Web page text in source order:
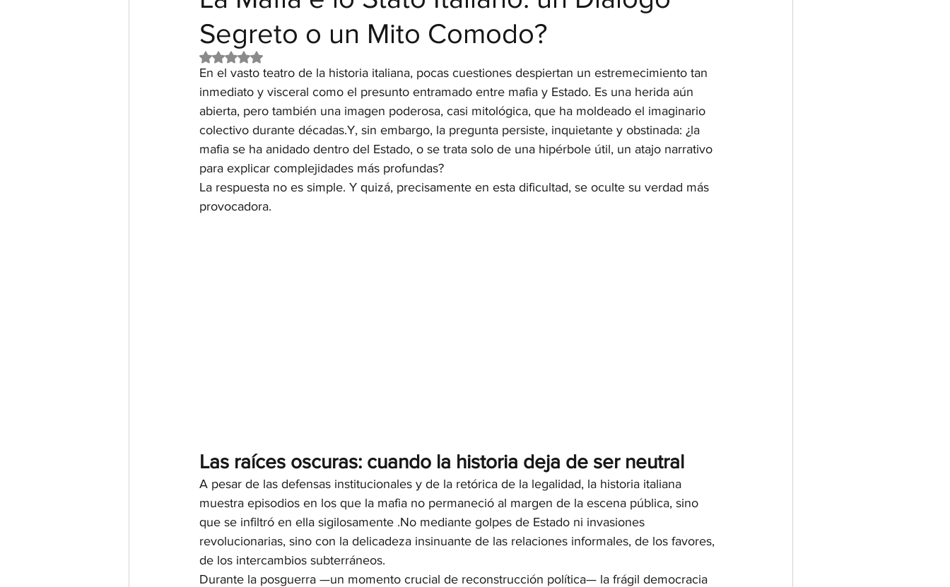
Segreto o un Mito Comodo?
Obtuvo NaN de 5 estrellas.
En el vasto teatro de la historia italiana, pocas cuestiones despiertan un estremecimiento tan
inmediato y visceral como el presunto entramado entre mafia y Estado. Es una herida aún
abierta, pero también una imagen poderosa, casi mitológica, que ha moldeado el imaginario
colectivo durante décadas.Y, sin embargo, la pregunta persiste, inquietante y obstinada: ¿la
mafia se ha anidado dentro del Estado, o se trata solo de una hipérbole útil, un atajo narrativo
para explicar complejidades más profundas?
La respuesta no es simple. Y quizá, precisamente en esta dificultad, se oculte su verdad más
provocadora.
Las raíces oscuras: cuando la historia deja de ser neutral
A pesar de las defensas institucionales y de la retórica de la legalidad, la historia italiana
muestra episodios en los que la mafia no permaneció al margen de la escena pública, sino
que se infiltró en ella sigilosamente .No mediante golpes de Estado ni invasiones
revolucionarias, sino con la delicadeza insinuante de las relaciones informales, de los favores,
de los intercambios subterráneos.
Durante la posguerra —un momento crucial de reconstrucción política— la frágil democracia